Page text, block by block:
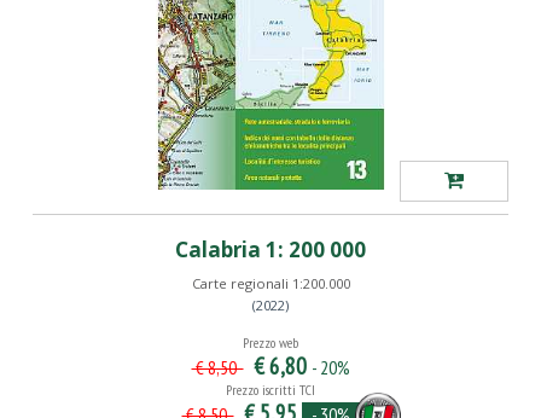
Calabria 1: 200 000
Carte regionali 1:200.000
(2022)
Prezzo web
€ 8,50 € 6,80 - 20%
Prezzo iscritti TCI